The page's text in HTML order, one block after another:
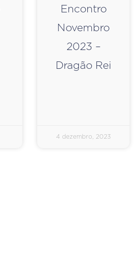
Encontro
Novembro
2023 –
Dragão Rei
4 dezembro, 2023